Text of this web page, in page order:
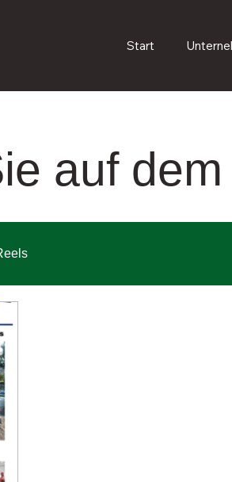
Start
auf